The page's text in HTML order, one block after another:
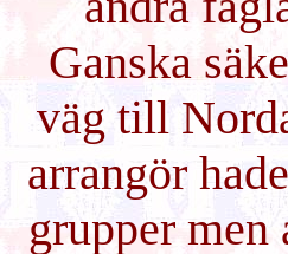
Ganska
väg till
arrangör
grupper